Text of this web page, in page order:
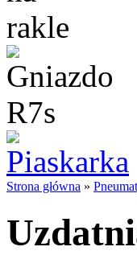
Strona główna »